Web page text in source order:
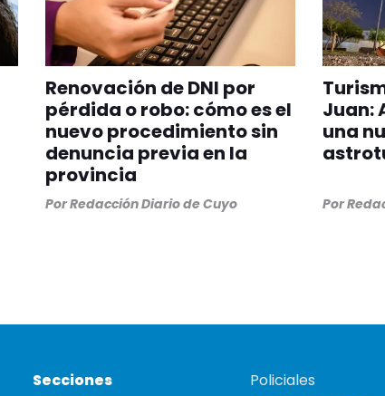
Renovación de DNI por
pérdida o robo: cómo es el
nuevo procedimiento sin
denuncia previa en la
provincia
PorRedacción Diario de Cuyo
Juan:
una
Por
Secciones
Policiales